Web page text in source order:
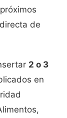
de
2 o 3
en